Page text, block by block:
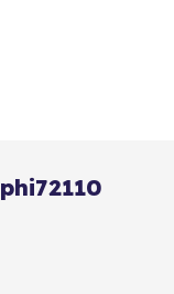
phi72110